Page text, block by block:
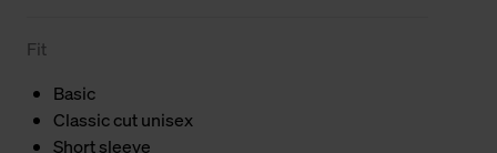
Fit
Basic
Classic cut unisex
Short sleeve